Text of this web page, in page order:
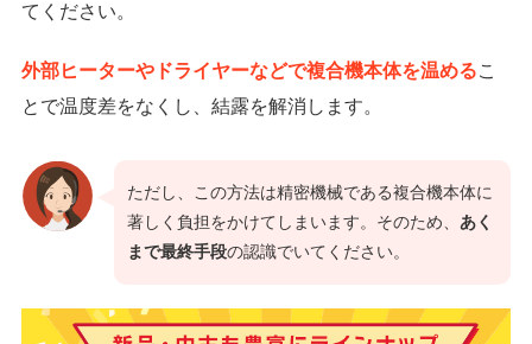
てください。
外部ヒーターやドライヤーなどで複合機本体を温めるこ
とで温度差をなくし、結露を解消します。
ただし、この方法は精密機械である複合機本体に
著しく負担をかけてしまいます。そのため、 あく
まで最終手段の認識でいてください。